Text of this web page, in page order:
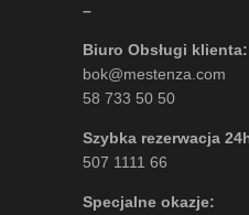
–
Biuro Obsługi klienta:
bok@mestenza.com
58 733 50 50
Szybka rezerwacja
507 1111 66
Specjalne okazje: